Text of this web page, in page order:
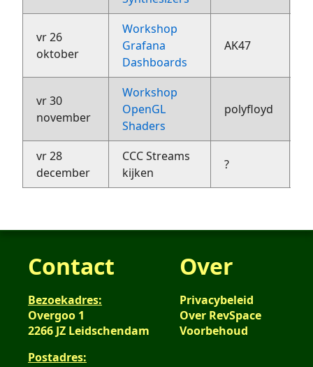
vr 26
oktober
Workshop
Grafana
Dashboards
AK47
vr 30
november
Workshop
OpenGL
Shaders
polyfloyd
vr 28
december
CCC Streams
kijken
?
Contact
Bezoekadres:
Overgoo 1
2266 JZ Leidschendam
Postadres:
Over
Privacybeleid
Over RevSpace
Voorbehoud